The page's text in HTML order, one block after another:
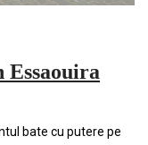
bate cu putere pe